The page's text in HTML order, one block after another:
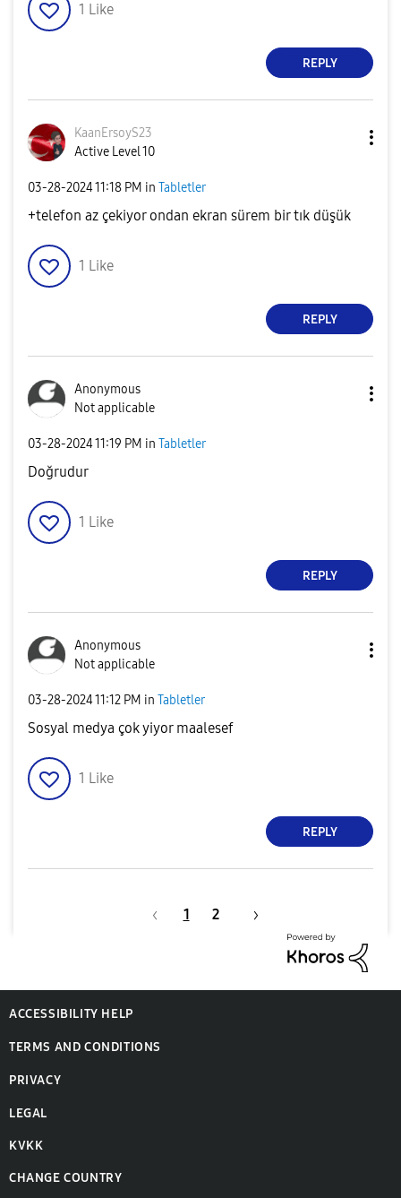
1 Like
REPLY
KaanErsoyS23
Active Level 10
‎03-28-202411:18 PM in Tabletler
+telefon az çekiyor ondan ekran sürem bir tık düşük
1 Like
REPLY
Anonymous
Not applicable
‎03-28-202411:19 PM in Tabletler
Doğrudur
1 Like
REPLY
Anonymous
Not applicable
‎03-28-202411:12 PM in Tabletler
Sosyal medya çok yiyor maalesef
1 Like
REPLY
1 2
ACCESSIBILITY HELP
TERMS AND CONDITIONS
PRIVACY
LEGAL
KVKK
CHANGE COUNTRY